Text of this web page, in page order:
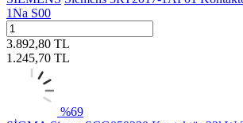
1Na S00
3.892,80 TL
1.245,70 TL
%69